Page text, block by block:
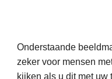
Onderstaande
zeker voor mensen
kijken als u dit met uw